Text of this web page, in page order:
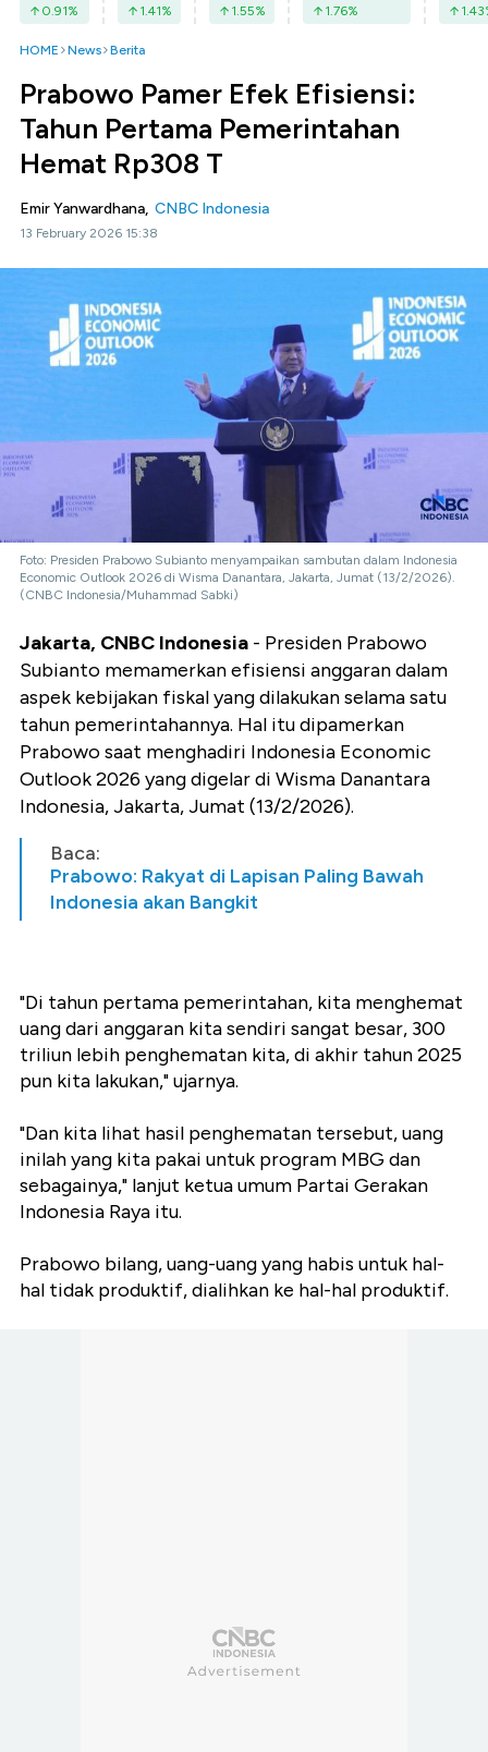
0.91% 1.41% 1.55% 1.76% 1.43
HOME News Berita
Prabowo Pamer Efek Efisiensi:
Tahun Pertama Pemerintahan
Hemat Rp308 T
Emir Yanwardhana, CNBC Indonesia
13 February 2026 15:38
Foto: Presiden Prabowo Subianto menyampaikan sambutan dalam Indonesia
Economic Outlook 2026 di Wisma Danantara, Jakarta, Jumat (13/2/2026).
(CNBC Indonesia/Muhammad Sabki)
Jakarta, CNBC Indonesia - Presiden Prabowo
Subianto memamerkan efisiensi anggaran dalam
aspek kebijakan fiskal yang dilakukan selama satu
tahun pemerintahannya. Hal itu dipamerkan
Prabowo saat menghadiri Indonesia Economic
Outlook 2026 yang digelar di Wisma Danantara
Indonesia, Jakarta, Jumat (13/2/2026).
Baca:
Prabowo: Rakyat di Lapisan Paling Bawah
Indonesia akan Bangkit
"Di tahun pertama pemerintahan, kita menghemat
uang dari anggaran kita sendiri sangat besar, 300
triliun lebih penghematan kita, di akhir tahun 2025
pun kita lakukan," ujarnya.
"Dan kita lihat hasil penghematan tersebut, uang
inilah yang kita pakai untuk program MBG dan
sebagainya," lanjut ketua umum Partai Gerakan
Indonesia Raya itu.
Prabowo bilang, uang-uang yang habis untuk hal-
hal tidak produktif, dialihkan ke hal-hal produktif.